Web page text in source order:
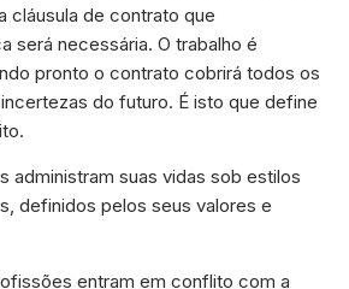
cláusula de contrato que
será necessária. O trabalho é
pronto o contrato cobrirá todos os
do futuro. É isto que define
administram suas vidas sob estilos
definidos pelos seus valores e
entram em conflito com a